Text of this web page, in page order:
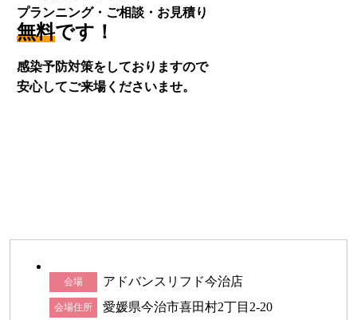
プランニング・ご相談・お見積り
無料です！
感染予防対策をしておりますので
安心してご来場くださいませ。
会場 アドバンスリフド今治店
会場住所 愛媛県今治市喜田村2丁目2-20